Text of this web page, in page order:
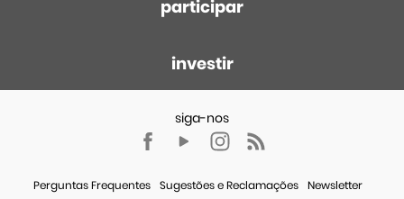
participar
investir
Perguntas Frequentes Sugestões e Reclamações
Newsletter